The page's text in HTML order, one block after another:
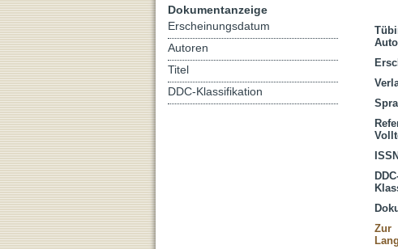
Zur
Dokumentanzeige
Erscheinungsdatum
Autoren
Titel
DDC-Klassifikation